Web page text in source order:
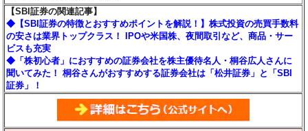
【SBI証券の関連記事】
◆【SBI証券の特徴とおすすめポイントを解説！】株式投資の売買手数料
の安さは業界トップクラス！ IPOや米国株、夜間取引など、商品・サー
ビスも充実
◆「株初心者」におすすめの証券会社を株主優待名人・桐谷広人さんに
聞いてみた！ 桐谷さんがおすすめする証券会社は「松井証券」と「SBI
証券」！